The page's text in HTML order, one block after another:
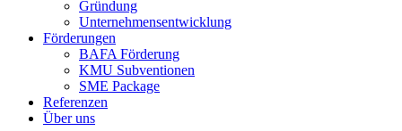
Gründung
Unternehmensentwicklung
Förderungen
BAFA Förderung
KMU Subventionen
SME Package
Referenzen
Über uns